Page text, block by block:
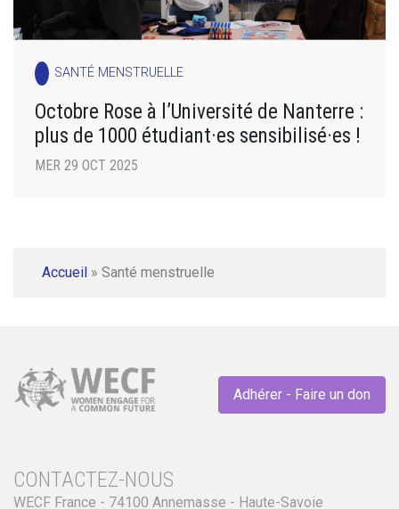
SANTÉ MENSTRUELLE
Octobre Rose à l’Université de Nanterre :
plus de 1000 étudiant·es sensibilisé·es !
MER 29 OCT 2025
Accueil » Santé menstruelle
Adhérer - Faire un don
CONTACTEZ-NOUS
WECF France - 74100 Annemasse - Haute-Savoie